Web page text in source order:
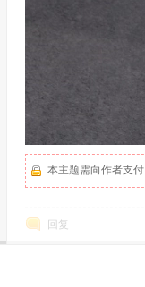
本主题需向作者支付
回复